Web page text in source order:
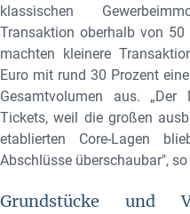
klassischen
Transaktion oberhalb von
machten kleinere
Euro mit rund 30 Prozent
Gesamtvolumen aus.
Tickets, weil die großen
etablierten Core-Lagen
Abschlüsse überschaubar",
Grundstücke und